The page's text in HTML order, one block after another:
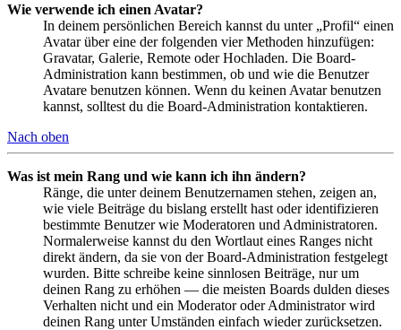
Wie verwende ich einen Avatar?
In deinem persönlichen Bereich kannst du unter „Profil“ einen
Avatar über eine der folgenden vier Methoden hinzufügen:
Gravatar, Galerie, Remote oder Hochladen. Die Board-
Administration kann bestimmen, ob und wie die Benutzer
Avatare benutzen können. Wenn du keinen Avatar benutzen
kannst, solltest du die Board-Administration kontaktieren.
Nach oben
Was ist mein Rang und wie kann ich ihn ändern?
Ränge, die unter deinem Benutzernamen stehen, zeigen an,
wie viele Beiträge du bislang erstellt hast oder identifizieren
bestimmte Benutzer wie Moderatoren und Administratoren.
Normalerweise kannst du den Wortlaut eines Ranges nicht
direkt ändern, da sie von der Board-Administration festgelegt
wurden. Bitte schreibe keine sinnlosen Beiträge, nur um
deinen Rang zu erhöhen — die meisten Boards dulden dieses
Verhalten nicht und ein Moderator oder Administrator wird
deinen Rang unter Umständen einfach wieder zurücksetzen.